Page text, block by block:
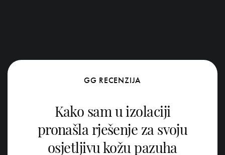
GG RECENZIJA
Kako sam u izolaciji
pronašla rješenje za svoju
osjetljivu kožu pazuha